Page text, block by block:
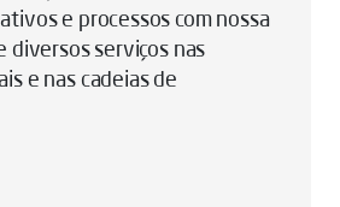
e processos com nossa
diversos serviços nas
e nas cadeias de